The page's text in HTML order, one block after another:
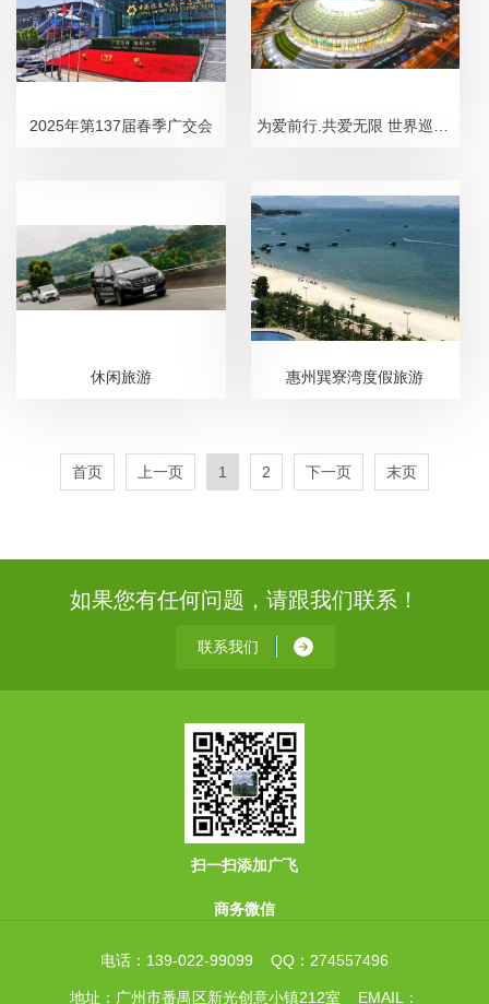
2025年第137届春季广交会 为爱前行.共爱无限 世界巡回演唱会深圳站
休闲旅游 惠州巽寮湾度假旅游
首页 上一页 1 2 下一页 末页
如果您有任何问题，请跟我们联系！
联系我们
扫一扫添加广飞
商务微信
电话：139-022-99099 QQ：274557496
地址：广州市番禺区新光创意小镇212室 EMAIL：